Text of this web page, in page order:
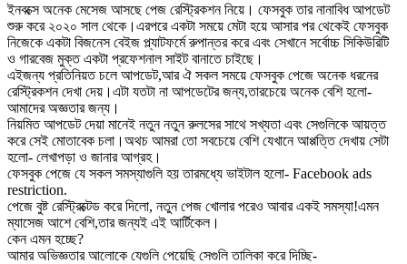
ইনবক্সে অনেক মেসেজ আসছে পেজ রেস্ট্রিকশন নিয়ে। ফেসবুক তার নানাবিধ আপডেট
শুরু করে ২০২০ সাল থেকে।এরপরে একটা সময়ে মেটা হয়ে আসার পর থেকেই ফেসবুক
নিজেকে একটা বিজনেস বেইজ প্ল্যাটফর্মে রুপান্তর করে এবং সেখানে সর্বোচ্চ সিকিউরিটি
ও গারবেজ মুক্ত একটা প্রফেশনাল সাইট বানাতে চাইছে।
এইজন্য প্রতিনিয়ত চলে আপডেট,আর ঐ সকল সময়ে ফেসবুক পেজে অনেক ধরনের
রেস্ট্রিকশন দেখা দেয়।এটা যতটা না আপডেটের জন্য,তারচেয়ে অনেক বেশি হলো-
আমাদের অজ্ঞতার জন্য।
নিয়মিত আপডেট দেয়া মানেই নতুন নতুন রুলসের সাথে সখ্যতা এবং সেগুলিকে আয়ত্ত
করে সেই মোতাবেক চলা।অথচ আমরা তো সবচেয়ে বেশি যেখানে আপ্পত্তি দেখায় সেটা
হলো- লেখাপড়া ও জানার আগ্রহ।
ফেসবুক পেজে যে সকল সমস্যাগুলি হয় তারমধ্যে ভাইটাল হলো- Facebook ads
restriction.
পেজে বুষ্ট রেস্ট্রিক্টেড করে দিলো, নতুন পেজ খোলার পরেও আবার একই সমস্যা!এমন
ম্যাসেজ আশে বেশি,তার জন্যই এই আর্টিকেল।
কেন এমন হচ্ছে?
আমার অভিজ্ঞতার আলোকে যেগুলি পেয়েছি সেগুলি তালিকা করে দিচ্ছি-